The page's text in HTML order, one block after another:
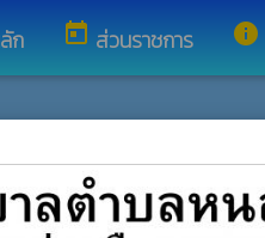
ก today ส่วนราชการ info